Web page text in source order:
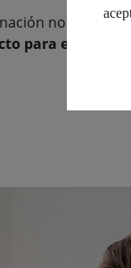
nos
para el